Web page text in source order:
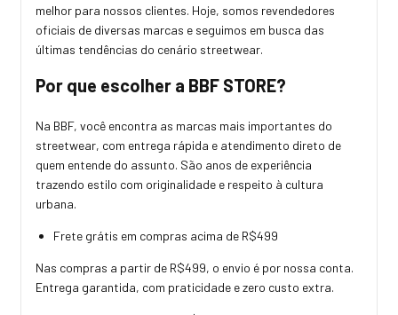
melhor para nossos clientes. Hoje, somos revendedores
oficiais de diversas marcas e seguimos em busca das
últimas tendências do cenário streetwear.
Por que escolher a BBF STORE?
Na BBF, você encontra as marcas mais importantes do
streetwear, com entrega rápida e atendimento direto de
quem entende do assunto. São anos de experiência
trazendo estilo com originalidade e respeito à cultura
urbana.
Frete grátis em compras acima de R$499
Nas compras a partir de R$499, o envio é por nossa conta.
Entrega garantida, com praticidade e zero custo extra.